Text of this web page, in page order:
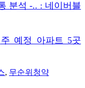
분석 -.. : 네이버블
예정 아파트 5곳
, 무순위청약